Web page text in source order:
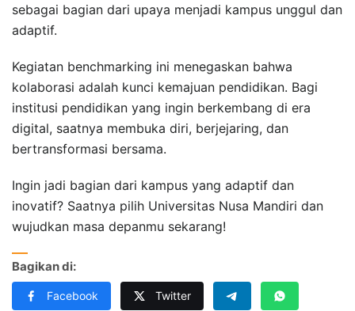
sebagai bagian dari upaya menjadi kampus unggul dan
adaptif.
Kegiatan benchmarking ini menegaskan bahwa
kolaborasi adalah kunci kemajuan pendidikan. Bagi
institusi pendidikan yang ingin berkembang di era
digital, saatnya membuka diri, berjejaring, dan
bertransformasi bersama.
Ingin jadi bagian dari kampus yang adaptif dan
inovatif? Saatnya pilih Universitas Nusa Mandiri dan
wujudkan masa depanmu sekarang!
Bagikan di:
Facebook Twitter